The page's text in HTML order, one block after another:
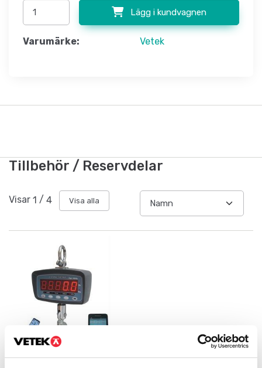
Lägg i kundvagnen
Varumärke: Vetek
Tillbehör / Reservdelar
Visar 1 / 4 Visa alla